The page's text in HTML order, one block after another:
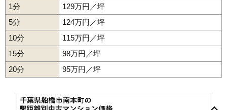
マンションナビで
無料一括査定をする
ベルシェ船橋ラマージュ
住所 千葉県船橋市宮本2丁目
交通 大神宮下駅（3分）、船橋駅（10分）
相場 4,530万円～4,830万円
(45.3万円/㎡~48.3万円/㎡)
52 海神町 89万円
53 若松 83万円
54 二和西 69万円
55 芝山
56 丸山
58 高野台
1分
129万円／坪
5分
124万円／坪
10分
115万円／坪
15分
98万円／坪
20分
95万円／坪
旭町市場印内印内町大穴北
葛飾町金杉上山町北本町行田行田町
船橋法典駅西船橋駅下総中山駅